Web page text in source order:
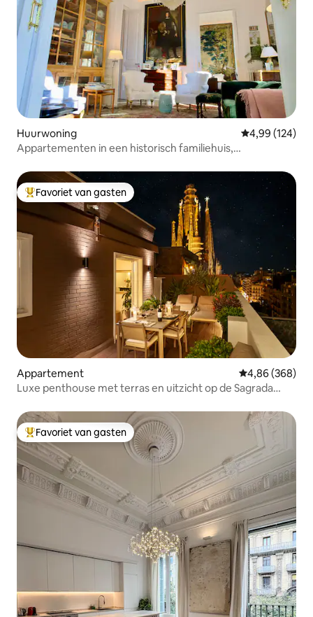
Huurwoning Gemiddelde
4,99 (124)
Appartementen in een historisch familiehuis,
Topfavoriet van gasten
Favoriet van gasten
Appartement Gemiddelde
4,86 (368)
Luxe penthouse met terras en uitzicht op de Sagrada
Topfavoriet van gasten
Favoriet van gasten